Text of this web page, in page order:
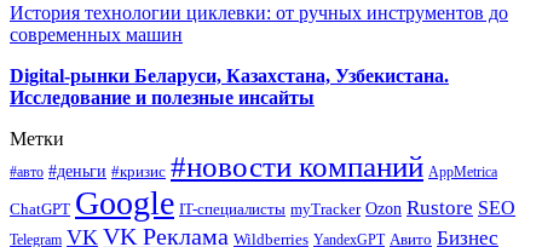
История технологии циклевки: от ручных инструментов до
современных машин
Digital-рынки Беларуси, Казахстана, Узбекистана.
Исследование и полезные инсайты
Метки
#авто #деньги #кризис #новости компаний AppMetrica
ChatGPT Google IT-специалисты myTracker Ozon Rustore SEO
Telegram VK VK Реклама Wildberries YandexGPT Авито Бизнес